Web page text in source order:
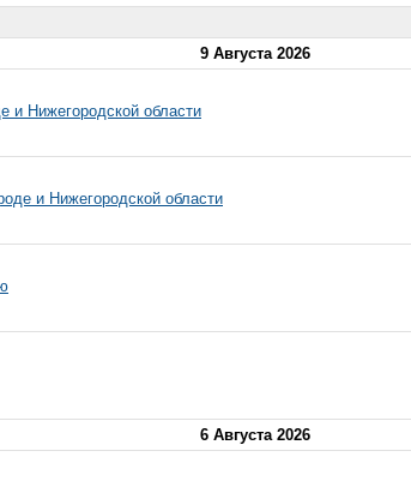
9 Августа 2026
и Нижегородской области
и Нижегородской области
6 Августа 2026